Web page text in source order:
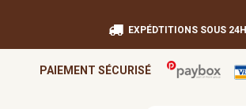
EXPÉDTITIONS SOUS 24H
PAIEMENT SÉCURISÉ